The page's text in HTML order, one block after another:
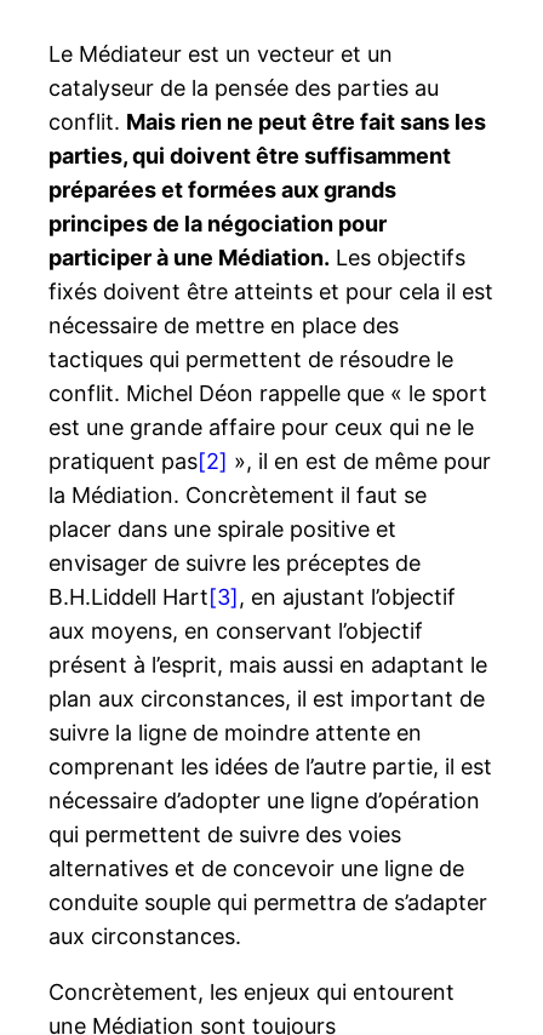
Le Médiateur est un vecteur et un
catalyseur de la pensée des parties au
conflit. Mais rien ne peut être fait sans les
parties, qui doivent être suffisamment
préparées et formées aux grands
principes de la négociation pour
participer à une Médiation. Les objectifs
fixés doivent être atteints et pour cela il est
nécessaire de mettre en place des
tactiques qui permettent de résoudre le
conflit. Michel Déon rappelle que « le sport
est une grande affaire pour ceux qui ne le
pratiquent pas[2] », il en est de même pour
la Médiation. Concrètement il faut se
placer dans une spirale positive et
envisager de suivre les préceptes de
B.H.Liddell Hart[3], en ajustant l’objectif
aux moyens, en conservant l’objectif
présent à l’esprit, mais aussi en adaptant le
plan aux circonstances, il est important de
suivre la ligne de moindre attente en
comprenant les idées de l’autre partie, il est
nécessaire d’adopter une ligne d’opération
qui permettent de suivre des voies
alternatives et de concevoir une ligne de
conduite souple qui permettra de s’adapter
aux circonstances.
Concrètement, les enjeux qui entourent
une Médiation sont toujours